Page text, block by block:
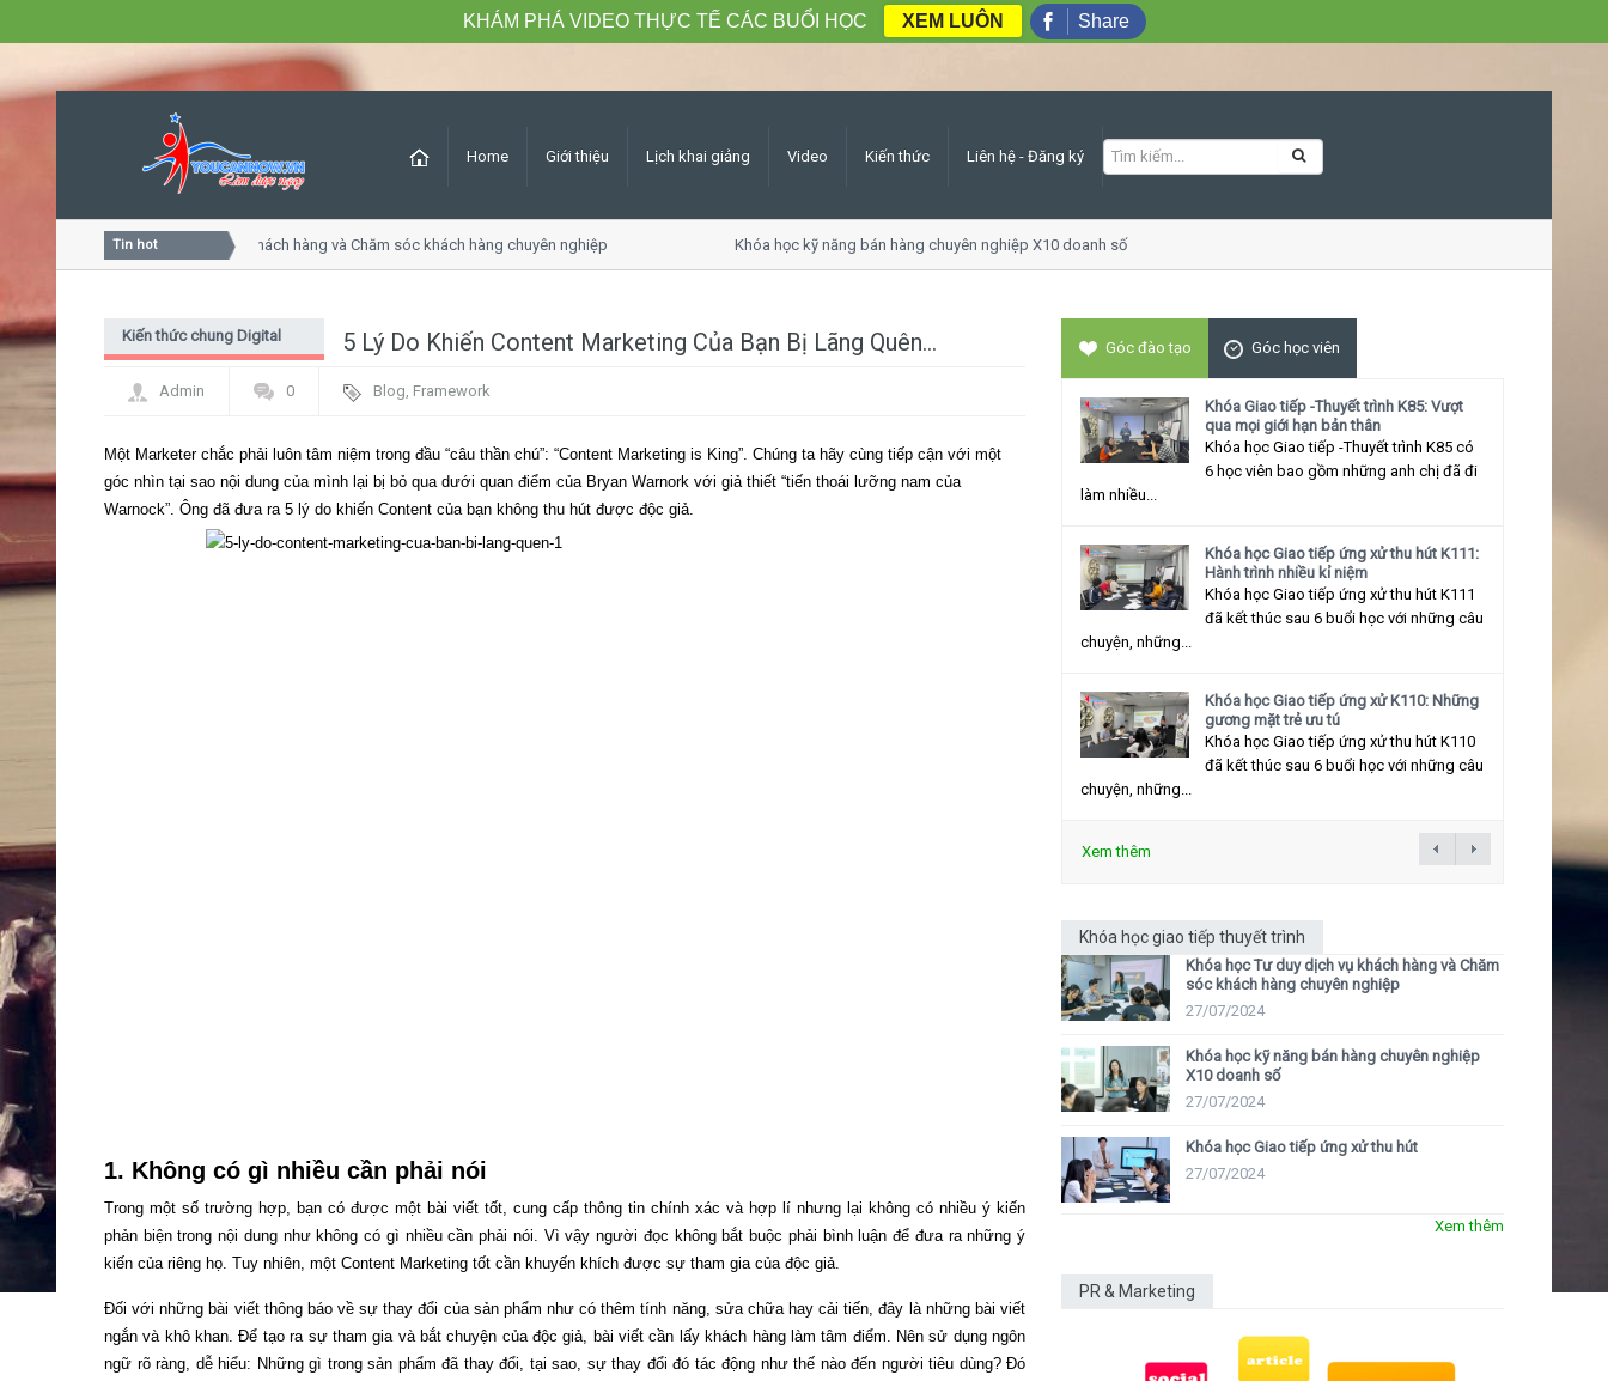
Home Giới thiệu Lịch khai giảng Video Kiến thức Liên hệ - Đăng ký
Tin hot
Khóa học Tư duy dịch vụ khách hàng và Chăm sóc khách hàng chuyên nghiệp Khóa học kỹ năng bán hàng chuyên nghiệp X10 doanh số
5 Lý Do Khiến Content Marketing Của Bạn Bị Lãng Quên...
Kiến thức chung Digital
Admin
0 Blog, Framework
Một Marketer chắc phải luôn tâm niệm trong đầu “câu thần chú”: “Content Marketing is King”. Chúng ta hãy cùng tiếp cận với một
góc nhìn tại sao nội dung của mình lại bị bỏ qua dưới quan điểm của Bryan Warnork với giả thiết “tiến thoái lưỡng nam của
Warnock”. Ông đã đưa ra 5 lý do khiến Content của bạn không thu hút được độc giả.
1. Không có gì nhiều cần phải nói
Trong một số trường hợp, bạn có được một bài viết tốt, cung cấp thông tin chính xác và hợp lí nhưng lại không có nhiều ý kiến
phản biện trong nội dung như không có gì nhiều cần phải nói. Vì vậy người đọc không bắt buộc phải bình luận để đưa ra những ý
kiến của riêng họ. Tuy nhiên, một Content Marketing tốt cần khuyến khích được sự tham gia của độc giả.
Đối với những bài viết thông báo về sự thay đổi của sản phẩm như có thêm tính năng, sửa chữa hay cải tiến, đây là những bài viết
ngắn và khô khan. Để tạo ra sự tham gia và bắt chuyện của độc giả, bài viết cần lấy khách hàng làm tâm điểm. Nên sử dụng ngôn
ngữ rõ ràng, dễ hiểu: Những gì trong sản phẩm đã thay đổi, tại sao, sự thay đổi đó tác động như thế nào đến người tiêu dùng? Đó
Góc đào tạo Góc học viên
Khóa Giao tiếp -Thuyết trình K85: Vượt
qua mọi giới hạn bản thân
Khóa học Giao tiếp -Thuyết trình K85 có
6 học viên bao gồm những anh chị đã đi
làm nhiều...
Khóa học Giao tiếp ứng xử thu hút K111:
Hành trình nhiều kỉ niệm
Khóa học Giao tiếp ứng xử thu hút K111
đã kết thúc sau 6 buổi học với những câu
chuyện, những...
Khóa học Giao tiếp ứng xử K110: Những
gương mặt trẻ ưu tú
Khóa học Giao tiếp ứng xử thu hút K110
đã kết thúc sau 6 buổi học với những câu
chuyện, những...
Xem thêm
Khóa học giao tiếp thuyết trình
Khóa học Tư duy dịch vụ khách hàng và Chăm
sóc khách hàng chuyên nghiệp
27/07/2024
Khóa học kỹ năng bán hàng chuyên nghiệp
X10 doanh số
27/07/2024
Khóa học Giao tiếp ứng xử thu hút
27/07/2024
Xem thêm
PR & Marketing
KHÁM PHÁ VIDEO THỰC TẾ CÁC BUỔI HỌC XEM LUÔN Share